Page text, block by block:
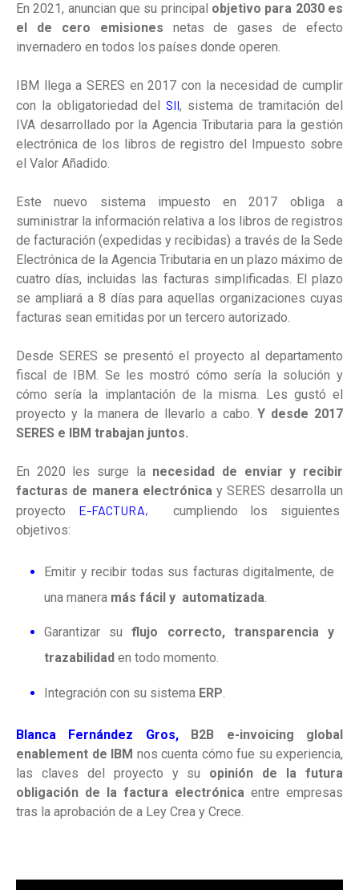
En 2021, anuncian que su principal objetivo para 2030 es
el de cero emisiones netas de gases de efecto
invernadero en todos los países donde operen.
IBM llega a SERES en 2017 con la necesidad de cumplir
con la obligatoriedad del SII, sistema de tramitación del
IVA desarrollado por la Agencia Tributaria para la gestión
electrónica de los libros de registro del Impuesto sobre
el Valor Añadido.
Este nuevo sistema impuesto en 2017 obliga a
suministrar la información relativa a los libros de registros
de facturación (expedidas y recibidas) a través de la Sede
Electrónica de la Agencia Tributaria en un plazo máximo de
cuatro días, incluidas las facturas simplificadas. El plazo
se ampliará a 8 días para aquellas organizaciones cuyas
facturas sean emitidas por un tercero autorizado.
Desde SERES se presentó el proyecto al departamento
fiscal de IBM. Se les mostró cómo sería la solución y
cómo sería la implantación de la misma. Les gustó el
proyecto y la manera de llevarlo a cabo.Y desde 2017
SERES e IBM trabajan juntos.
En 2020 les surge la necesidad de enviar y recibir
facturas de manera electrónicay SERES desarrolla un
proyecto E-FACTURA, cumpliendo los siguientes
objetivos:
Emitir y recibir todas sus facturas digitalmente, de
una manera más fácil y automatizada.
Garantizar suflujo correcto, transparencia y
trazabilidad en todo momento.
Integración con su sistema ERP
Blanca Fernández Gros,
B2B e-invoicing global
enablement de IBM nos cuenta cómo fue su experiencia,
las claves del proyecto y su opinión de la futura
obligación de la factura electrónica entre empresas
tras la aprobación de a Ley Crea y Crece.